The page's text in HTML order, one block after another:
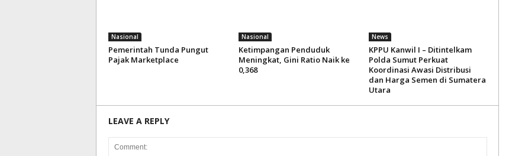
Nasional
Pemerintah Tunda Pungut
Pajak Marketplace
Nasional
Ketimpangan Penduduk
Meningkat, Gini Ratio Naik ke
0,368
News
KPPU Kanwil I – Ditintelkam
Polda Sumut Perkuat
Koordinasi Awasi Distribusi
dan Harga Semen di Sumatera
Utara
LEAVE A REPLY